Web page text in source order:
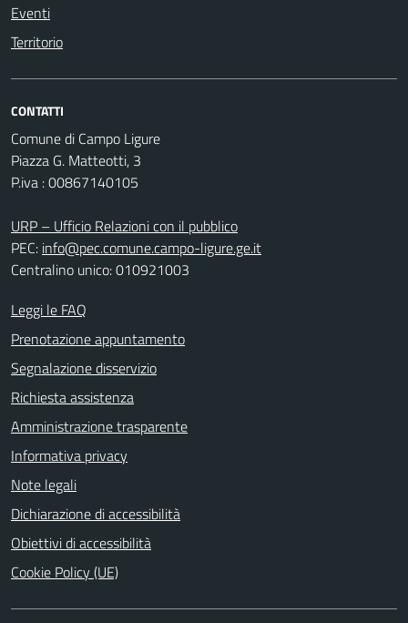
Eventi
Territorio
CONTATTI
Comune di Campo Ligure
Piazza G. Matteotti, 3
P.iva : 00867140105
URP – Ufficio Relazioni con il pubblico
PEC: info@pec.comune.campo-ligure.ge.it
Centralino unico: 010921003
Leggi le FAQ
Prenotazione appuntamento
Segnalazione disservizio
Richiesta assistenza
Amministrazione trasparente
Informativa privacy
Note legali
Dichiarazione di accessibilità
Obiettivi di accessibilità
Cookie Policy (UE)